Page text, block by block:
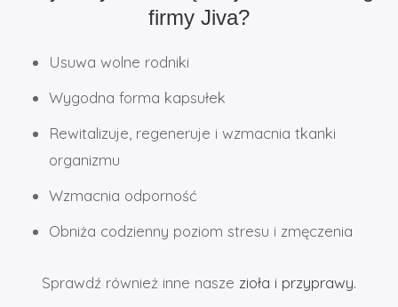
firmy Jiva?
Usuwa wolne rodniki
Wygodna forma kapsułek
Rewitalizuje, regeneruje i wzmacnia tkanki
organizmu
Wzmacnia odporność
Obniża codzienny poziom stresu i zmęczenia
Sprawdź również inne nasze zioła i przyprawy.